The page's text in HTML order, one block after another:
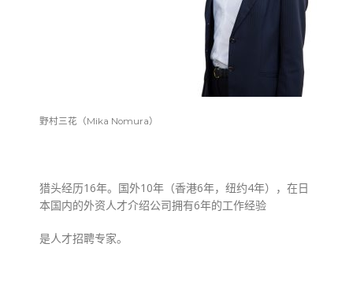
野村三花（Mika Nomura）
猎头经历16年。国外10年（香港6年，纽约4年），在日
本国内的外资人才介绍公司拥有6年的工作经验
是人才招聘专家。